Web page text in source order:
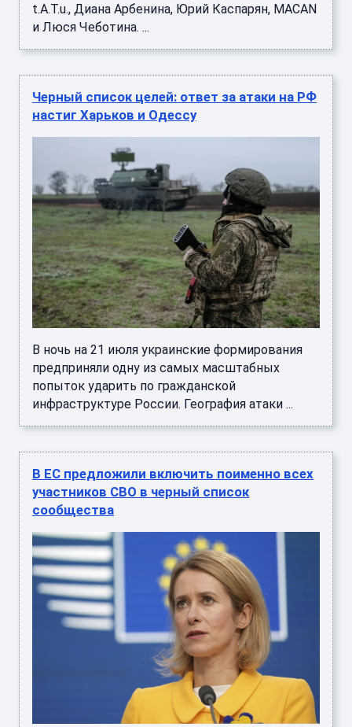
t.A.T.u., Диана Арбенина, Юрий Каспарян, MACAN
и Люся Чеботина. ...
Черный список целей: ответ за атаки на РФ
настиг Харьков и Одессу
В ночь на 21 июля украинские формирования
предприняли одну из самых масштабных
попыток ударить по гражданской
инфраструктуре России. География атаки ...
В ЕС предложили включить поименно всех
участников СВО в черный список
сообщества